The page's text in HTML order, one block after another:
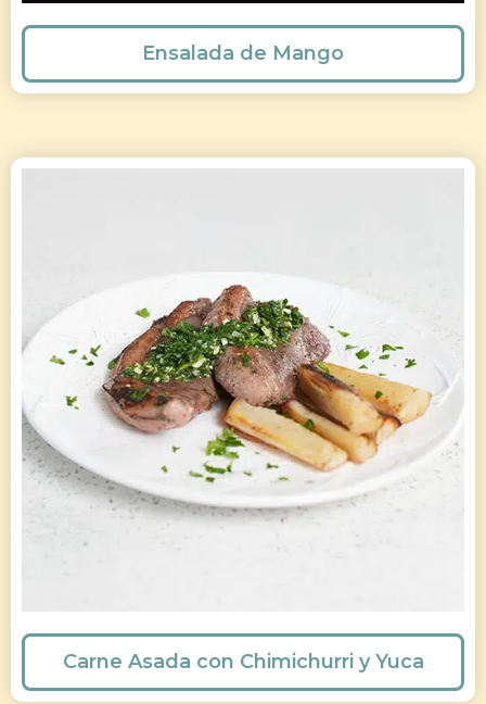
Ensalada de Mango
Carne Asada con Chimichurri y Yuca